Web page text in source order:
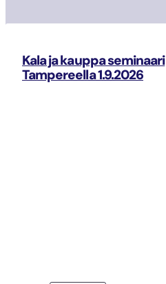
Kala ja kauppa seminaari
Tampereella 1.9.2026